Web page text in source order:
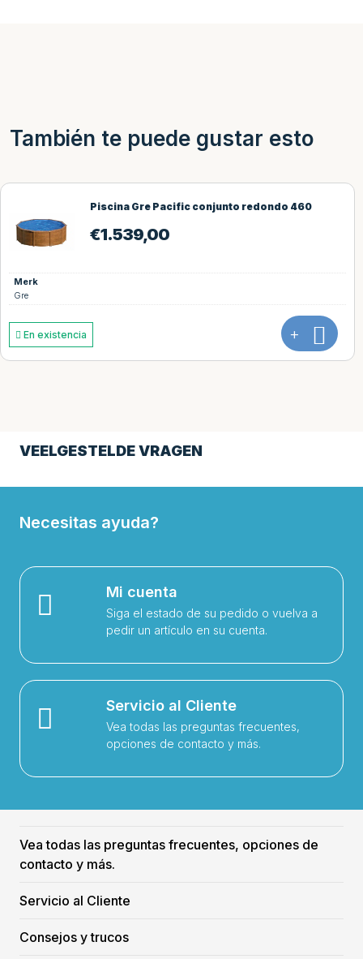
También te puede gustar esto
Piscina Gre Pacific conjunto redondo 460
€1.539,00
Merk
Gre
En existencia +
VEELGESTELDE VRAGEN
Necesitas ayuda?
Mi cuenta
Siga el estado de su pedido o vuelva a
pedir un artículo en su cuenta.
Servicio al Cliente
Vea todas las preguntas frecuentes,
opciones de contacto y más.
Vea todas las preguntas frecuentes, opciones de
contacto y más.
Servicio al Cliente
Consejos y trucos